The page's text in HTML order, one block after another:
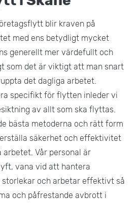
blir kraven på
med ens betydligt mycket
generellt mer värdefullt och
som det är viktigt att man snart
det dagliga arbetet.
specifikt för flytten inleder vi
av allt som ska flyttas.
bästa metoderna och rätt form
säkerhet och effektivitet
Vår personal är
vana vid att hantera
och arbetar effektivt så
och påfrestande avbrott i